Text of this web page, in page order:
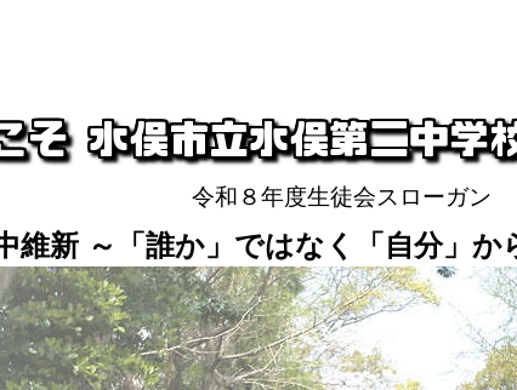
令和８年度生徒会スローガン
維新 ～「誰か」ではなく「自分」か